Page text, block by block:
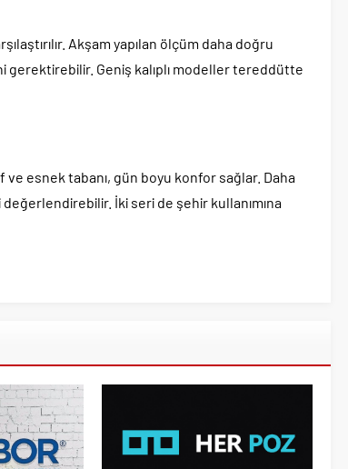
Akşam yapılan ölçüm daha doğru
gerektirebilir. Geniş kalıplı modeller tereddütte
ve esnek tabanı, gün boyu konfor sağlar. Daha
İki seri de şehir kullanımına